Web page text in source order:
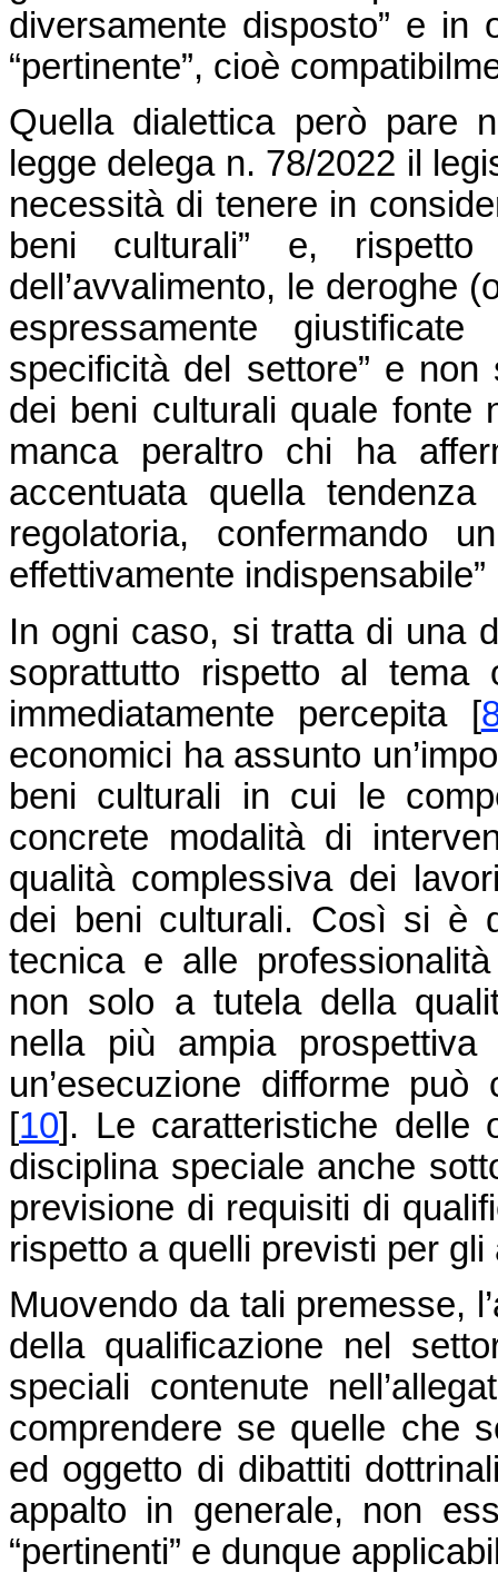
diversamente disposto” e
“pertinente”, cioè
Quella dialettica però pare
legge delega n. 78/2022 il
necessità di tenere in
beni culturali” e,
dell’avvalimento, le deroghe
espressamente
specificità del settore” e
dei beni culturali quale fonte
manca peraltro chi ha
accentuata quella tendenza
regolatoria, confermando
effettivamente indispensabile”
In ogni caso, si tratta di una
soprattutto rispetto al tema
immediatamente percepita [
economici ha assunto
beni culturali in cui le
concrete modalità di
qualità complessiva dei
dei beni culturali. Così si è
tecnica e alle professionalità
non solo a tutela della
nella più ampia
un’esecuzione difforme può
[10]. Le caratteristiche delle
disciplina speciale anche
previsione di requisiti di
rispetto a quelli previsti per gli
Muovendo da tali premesse,
della qualificazione nel
speciali contenute
comprendere se quelle che
ed oggetto di dibattiti
appalto in generale, non
“pertinenti” e dunque